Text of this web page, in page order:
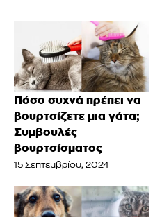
Πόσο συχνά πρέπει να
βουρτσίζετε μια γάτα;
Συμβουλές
βουρτσίσματος
15 Σεπτεμβρίου, 2024